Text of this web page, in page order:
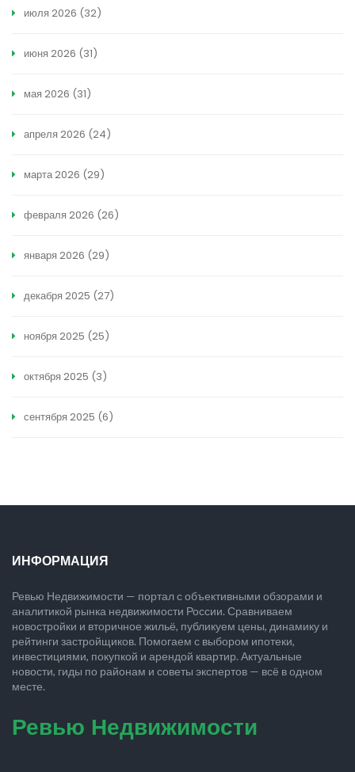
июля 2026 (32)
июня 2026 (31)
мая 2026 (31)
апреля 2026 (24)
марта 2026 (29)
февраля 2026 (26)
января 2026 (29)
декабря 2025 (27)
ноября 2025 (25)
октября 2025 (3)
сентября 2025 (6)
ИНФОРМАЦИЯ
Ревью Недвижимости — портал с объективными обзорами и
аналитикой рынка недвижимости России. Сравниваем
новостройки и вторичное жильё, публикуем цены, динамику и
рейтинги застройщиков. Помогаем с выбором ипотеки,
инвестициями, покупкой и арендой квартир. Актуальные
новости, гиды по районам и советы экспертов — всё в одном
месте.
Ревью Недвижимости